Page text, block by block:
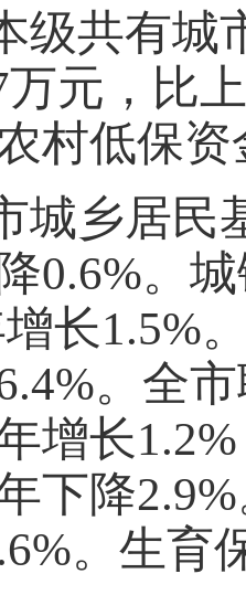
级共有城
万元，比
村低保
城乡居民
0.6%。
长1.5%
。全
增长
下降
。生育